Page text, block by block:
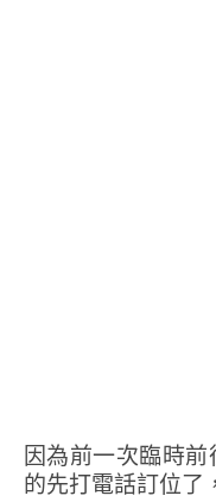
因為前一次臨時
的先打電話訂位了